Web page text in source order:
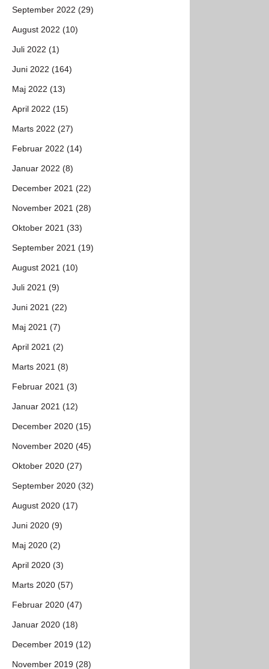
September 2022 (29)
August 2022 (10)
Juli 2022 (1)
Juni 2022 (164)
Maj 2022 (13)
April 2022 (15)
Marts 2022 (27)
Februar 2022 (14)
Januar 2022 (8)
December 2021 (22)
November 2021 (28)
Oktober 2021 (33)
September 2021 (19)
August 2021 (10)
Juli 2021 (9)
Juni 2021 (22)
Maj 2021 (7)
April 2021 (2)
Marts 2021 (8)
Februar 2021 (3)
Januar 2021 (12)
December 2020 (15)
November 2020 (45)
Oktober 2020 (27)
September 2020 (32)
August 2020 (17)
Juni 2020 (9)
Maj 2020 (2)
April 2020 (3)
Marts 2020 (57)
Februar 2020 (47)
Januar 2020 (18)
December 2019 (12)
November 2019 (28)